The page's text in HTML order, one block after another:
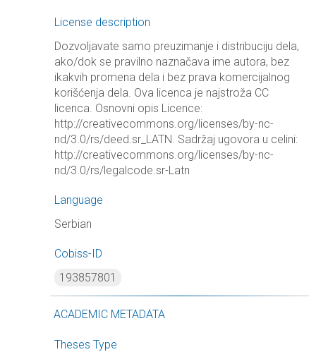
License description
Dozvoljavate samo preuzimanje i distribuciju dela,
ako/dok se pravilno naznačava ime autora, bez
ikakvih promena dela i bez prava komercijalnog
korišćenja dela. Ova licenca je najstroža CC
licenca. Osnovni opis Licence:
http://creativecommons.org/licenses/by-nc-
nd/3.0/rs/deed.sr_LATN. Sadržaj ugovora u celini:
http://creativecommons.org/licenses/by-nc-
nd/3.0/rs/legalcode.sr-Latn
Language
Serbian
Cobiss-ID
193857801
ACADEMIC METADATA
Theses Type